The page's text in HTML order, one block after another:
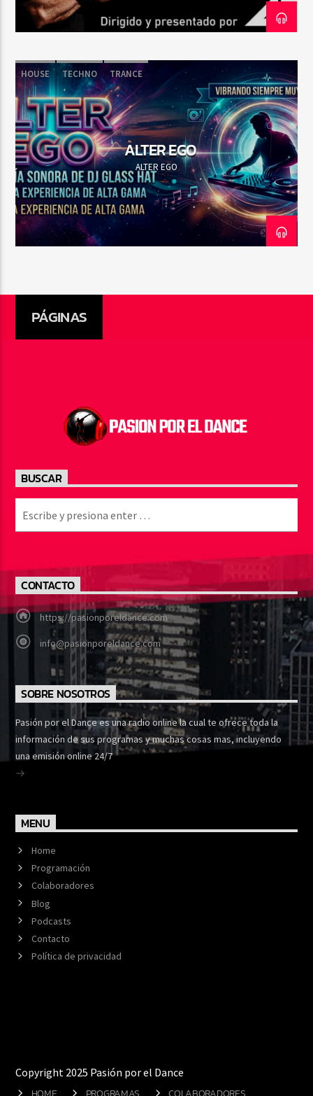
HOUSE TECHNO TRANCE
ALTER EGO
ALTER EGO
PÁGINAS
BUSCAR
CONTACTO
https://pasionporeldance.com
info@pasionporeldance.com
SOBRE NOSOTROS
Pasión por el Dance es una radio online la cual te ofrece toda la
información de sus programas y muchas cosas mas, incluyendo
una emisión online 24/7
MENU
Home
Programación
Colaboradores
Blog
Podcasts
Contacto
Política de privacidad
Copyright 2025 Pasión por el Dance